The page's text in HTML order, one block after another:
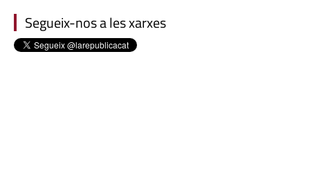
Segueix-nos a les xarxes